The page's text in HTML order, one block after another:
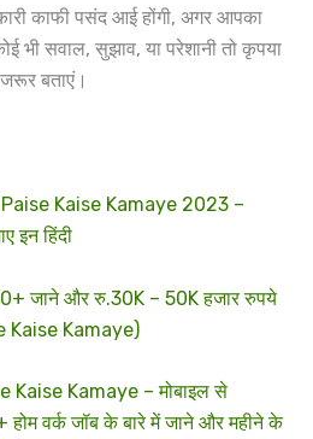
काफी पसंद आई होंगी, अगर आपका
भी सवाल, सुझाव, या परेशानी तो कृपया
बताएं।
Kaise Kamaye 2023 –
इन हिंदी
जाने और रु.30K – 50K हजार रुपये
Kaise Kamaye)
Kaise Kamaye – मोबाइल से
वर्क जॉब के बारे में जाने और महीने के